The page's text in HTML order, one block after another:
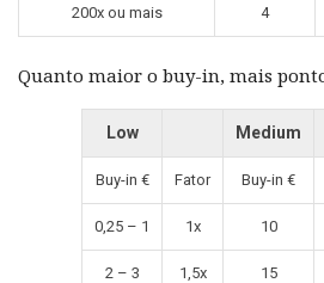
200x ou mais 4
Quanto maior o buy-in, mais
Low Medium
Buy-in € Fator Buy-in €
0,25 – 1 1x 10
2 – 3 1,5x 15